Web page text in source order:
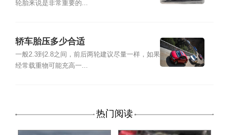
轮胎来说是非常重要的...
轿车胎压多少合适
一般2.3到2.8之间，前后两轮建议尽量一样，如果
经常载重物可能充高一...
热门阅读